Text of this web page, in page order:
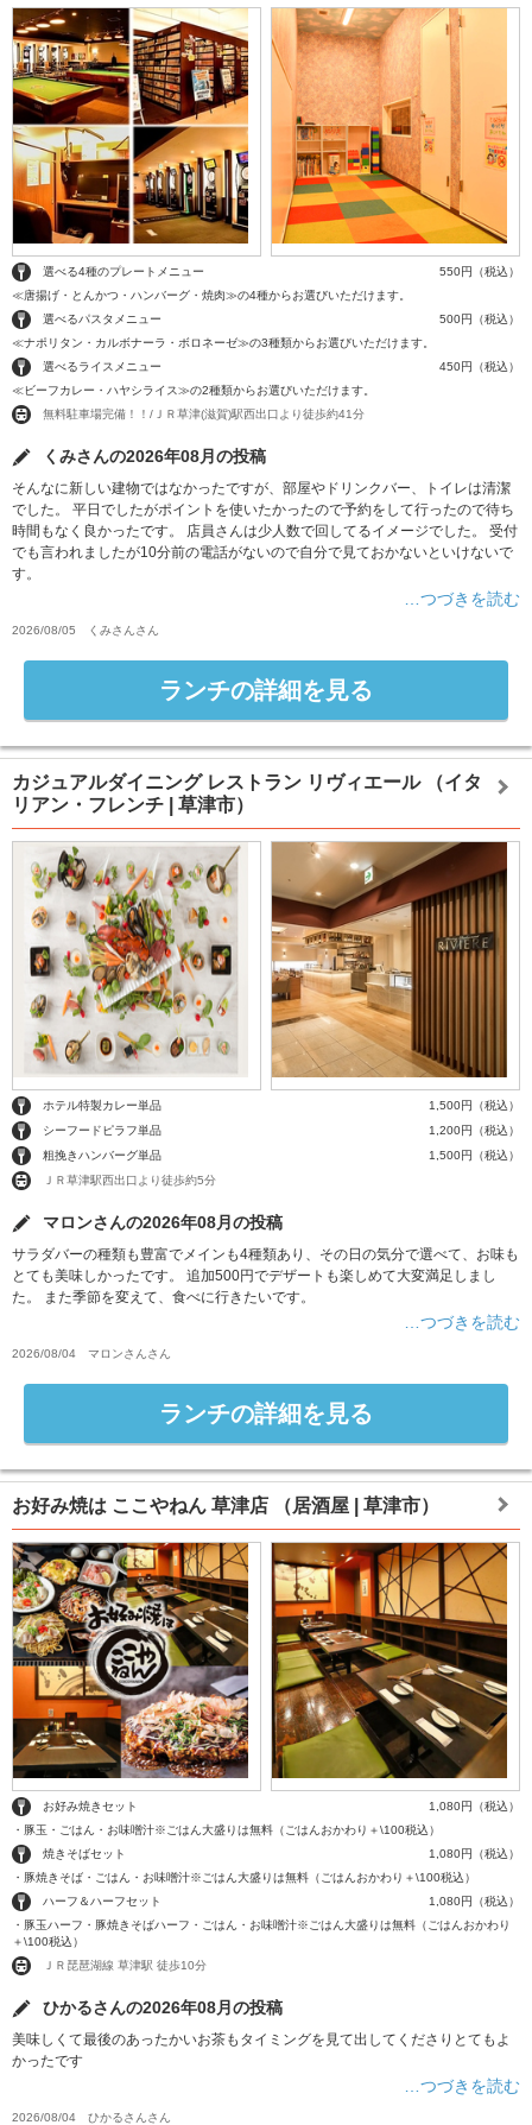
選べる4種のプレートメニュー
550円（税込）
≪唐揚げ・とんかつ・ハンバーグ・焼肉≫の4種からお選びいただけます。
選べるパスタメニュー
500円（税込）
≪ナポリタン・カルボナーラ・ボロネーゼ≫の3種類からお選びいただけます。
選べるライスメニュー
450円（税込）
≪ビーフカレー・ハヤシライス≫の2種類からお選びいただけます。
無料駐車場完備！！/ＪＲ草津(滋賀)駅西出口より徒歩約41分
くみさんの2026年08月の投稿
そんなに新しい建物ではなかったですが、部屋やドリンクバー、トイレは清潔
でした。 平日でしたがポイントを使いたかったので予約をして行ったので待ち
時間もなく良かったです。 店員さんは少人数で回してるイメージでした。 受付
でも言われましたが10分前の電話がないので自分で見ておかないといけないで
す。
…つづきを読む
2026/08/05 くみさん さん
ランチの詳細を見る
カジュアルダイニング レストラン リヴィエール
（イタ
リアン・フレンチ | 草津市）
ホテル特製カレー単品
1,500円（税込）
シーフードピラフ単品
1,200円（税込）
粗挽きハンバーグ単品
1,500円（税込）
ＪＲ草津駅西出口より徒歩約5分
マロンさんの2026年08月の投稿
サラダバーの種類も豊富でメインも4種類あり、その日の気分で選べて、お味も
とても美味しかったです。 追加500円でデザートも楽しめて大変満足しまし
た。 また季節を変えて、食べに行きたいです。
…つづきを読む
2026/08/04 マロンさん さん
ランチの詳細を見る
お好み焼は ここやねん 草津店 （居酒屋 | 草津市）
お好み焼きセット
1,080円（税込）
・豚玉・ごはん・お味噌汁※ごはん大盛りは無料（ごはんおかわり＋\100税込）
焼きそばセット
1,080円（税込）
・豚焼きそば・ごはん・お味噌汁※ごはん大盛りは無料（ごはんおかわり＋\100税込）
ハーフ＆ハーフセット
1,080円（税込）
・豚玉ハーフ・豚焼きそばハーフ・ごはん・お味噌汁※ごはん大盛りは無料（ごはんおかわり
＋\100税込）
ＪＲ琵琶湖線 草津駅 徒歩10分
ひかるさんの2026年08月の投稿
美味しくて最後のあったかいお茶もタイミングを見て出してくださりとてもよ
かったです
…つづきを読む
2026/08/04 ひかるさん さん